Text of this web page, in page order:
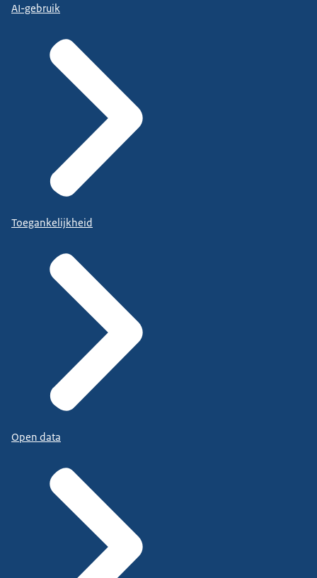
AI-gebruik
Toegankelijkheid
Open data